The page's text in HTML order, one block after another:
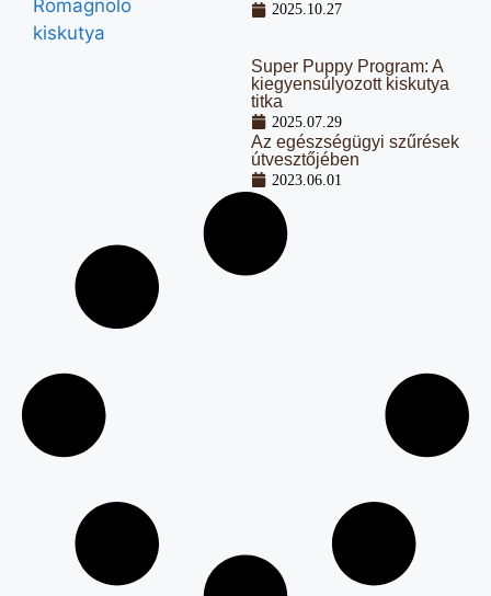
2025.10.27
Super Puppy Program: A
kiegyensúlyozott kiskutya
titka
2025.07.29
Az egészségügyi szűrések
útvesztőjében
2023.06.01